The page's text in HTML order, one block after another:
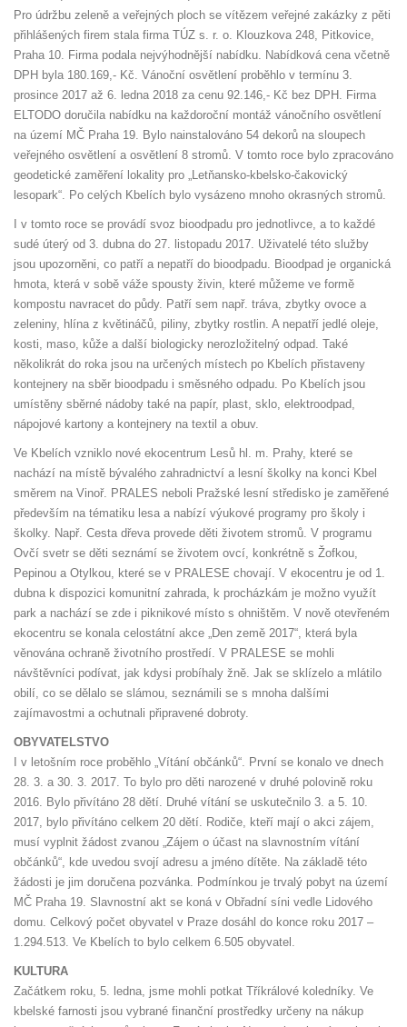
Pro údržbu zeleně a veřejných ploch se vítězem veřejné zakázky z pěti
přihlášených firem stala firma TÚZ s. r. o. Klouzkova 248, Pitkovice,
Praha 10. Firma podala nejvýhodnější nabídku. Nabídková cena včetně
DPH byla 180.169,- Kč. Vánoční osvětlení proběhlo v termínu 3.
prosince 2017 až 6. ledna 2018 za cenu 92.146,- Kč bez DPH. Firma
ELTODO doručila nabídku na každoroční montáž vánočního osvětlení
na území MČ Praha 19. Bylo nainstalováno 54 dekorů na sloupech
veřejného osvětlení a osvětlení 8 stromů. V tomto roce bylo zpracováno
geodetické zaměření lokality pro „Letňansko-kbelsko-čakovický
lesopark“. Po celých Kbelích bylo vysázeno mnoho okrasných stromů.
I v tomto roce se provádí svoz bioodpadu pro jednotlivce, a to každé
sudé úterý od 3. dubna do 27. listopadu 2017. Uživatelé této služby
jsou upozorněni, co patří a nepatří do bioodpadu. Bioodpad je organická
hmota, která v sobě váže spousty živin, které můžeme ve formě
kompostu navracet do půdy. Patří sem např. tráva, zbytky ovoce a
zeleniny, hlína z květináčů, piliny, zbytky rostlin. A nepatří jedlé oleje,
kosti, maso, kůže a další biologicky nerozložitelný odpad. Také
několikrát do roka jsou na určených místech po Kbelích přistaveny
kontejnery na sběr bioodpadu i směsného odpadu. Po Kbelích jsou
umístěny sběrné nádoby také na papír, plast, sklo, elektroodpad,
nápojové kartony a kontejnery na textil a obuv.
Ve Kbelích vzniklo nové ekocentrum Lesů hl. m. Prahy, které se
nachází na místě bývalého zahradnictví a lesní školky na konci Kbel
směrem na Vinoř. PRALES neboli Pražské lesní středisko je zaměřené
především na tématiku lesa a nabízí výukové programy pro školy i
školky. Např. Cesta dřeva provede děti životem stromů. V programu
Ovčí svetr se děti seznámí se životem ovcí, konkrétně s Žofkou,
Pepinou a Otylkou, které se v PRALESE chovají. V ekocentru je od 1.
dubna k dispozici komunitní zahrada, k procházkám je možno využít
park a nachází se zde i piknikové místo s ohništěm. V nově otevřeném
ekocentru se konala celostátní akce „Den země 2017“, která byla
věnována ochraně životního prostředí. V PRALESE se mohli
návštěvníci podívat, jak kdysi probíhaly žně. Jak se sklízelo a mlátilo
obilí, co se dělalo se slámou, seznámili se s mnoha dalšími
zajímavostmi a ochutnali připravené dobroty.
OBYVATELSTVO
I v letošním roce proběhlo „Vítání občánků“. První se konalo ve dnech
28. 3. a 30. 3. 2017. To bylo pro děti narozené v druhé polovině roku
2016. Bylo přivítáno 28 dětí. Druhé vítání se uskutečnilo 3. a 5. 10.
2017, bylo přivítáno celkem 20 dětí. Rodiče, kteří mají o akci zájem,
musí vyplnit žádost zvanou „Zájem o účast na slavnostním vítání
občánků“, kde uvedou svojí adresu a jméno dítěte. Na základě této
žádosti je jim doručena pozvánka. Podmínkou je trvalý pobyt na území
MČ Praha 19. Slavnostní akt se koná v Obřadní síni vedle Lidového
domu. Celkový počet obyvatel v Praze dosáhl do konce roku 2017 –
1.294.513. Ve Kbelích to bylo celkem 6.505 obyvatel.
KULTURA
Začátkem roku, 5. ledna, jsme mohli potkat Tříkrálové koledníky. Ve
kbelské farnosti jsou vybrané finanční prostředky určeny na nákup